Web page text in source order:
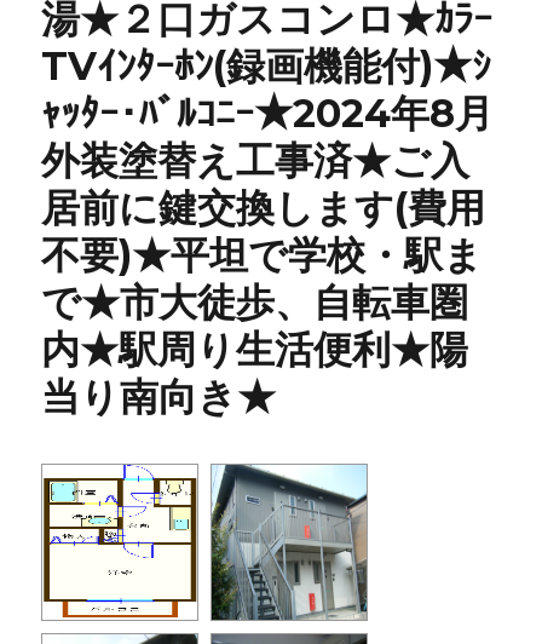
湯★２口ガスコンロ★ｶﾗｰ
TVｲﾝﾀｰﾎﾝ(録画機能付)★ｼ
ｬｯﾀｰ･ﾊﾞﾙｺﾆｰ★2024年8月
外装塗替え工事済★ご入
居前に鍵交換します(費用
不要)★平坦で学校・駅ま
で★市大徒歩、自転車圏
内★駅周り生活便利★陽
当り南向き★